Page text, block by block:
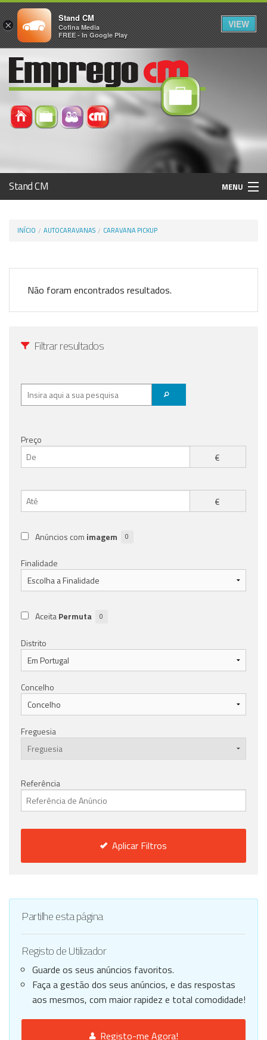
Stand CM MENU
Registo / Login
Anunciar Agora
INÍCIO AUTOCARAVANAS CARAVANA PICKUP
Não foram encontrados resultados.
Filtrar resultados
Preço
€
€
Anúncios com imagem 0
Finalidade
AceitaPermuta 0
Distrito
Concelho
Freguesia
Referência
Aplicar Filtros
Partilhe esta página
Registo de Utilizador
Guarde os seus anúncios favoritos.
Faça a gestão dos seus anúncios, e das respostas
aos mesmos, com maior rapidez e total comodidade!
Registo-me Agora!
×
Stand CM
Cofina Media
FREE - In Google Play
VIEW